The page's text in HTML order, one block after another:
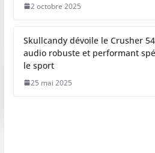
2 octobre 2025
Skullcandy dévoile le Crusher
audio robuste et performant
le sport
25 mai 2025